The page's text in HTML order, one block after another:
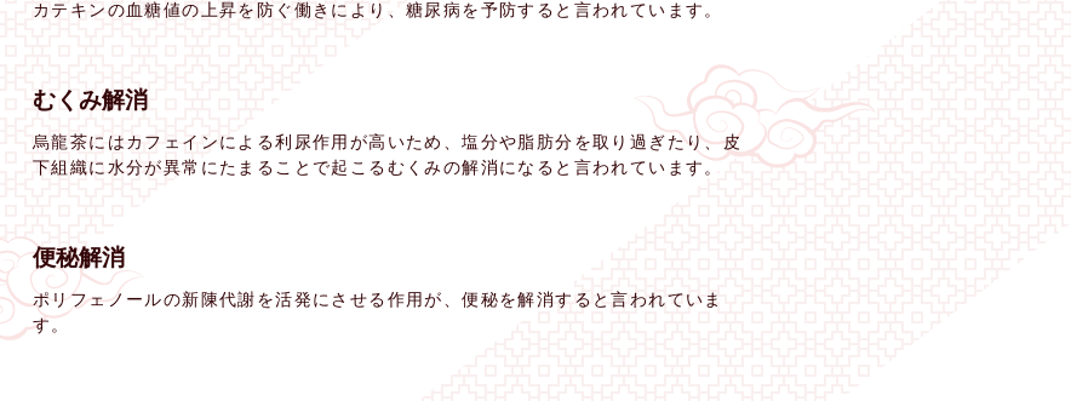
カテキンの血糖値の上昇を防ぐ働きにより、糖尿病を予防すると言われています。
むくみ解消
烏龍茶にはカフェインによる利尿作用が高いため、塩分や脂肪分を取り過ぎたり、皮
下組織に水分が異常にたまることで起こるむくみの解消になると言われています。
便秘解消
ポリフェノールの新陳代謝を活発にさせる作用が、便秘を解消すると言われていま
す。